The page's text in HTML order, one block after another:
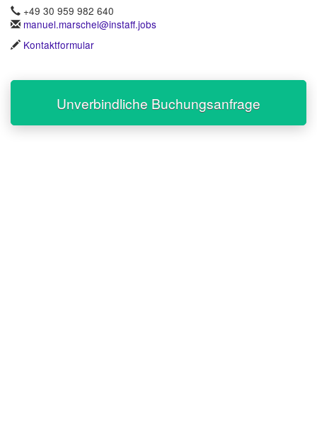
+49 30 959 982 640
manuel.marschel@instaff.jobs
Kontaktformular
Unverbindliche Buchungsanfrage